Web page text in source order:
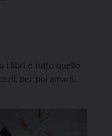
i libri e tutto quello
per poi amarli,